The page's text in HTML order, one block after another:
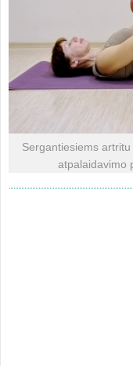
Sergantiesiems
atpalaidavimo